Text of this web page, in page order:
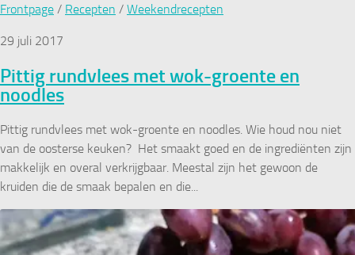
Frontpage / Recepten / Weekendrecepten
29 juli 2017
Pittig rundvlees met wok-groente en
noodles
Pittig rundvlees met wok-groente en noodles. Wie houd nou niet
van de oosterse keuken? Het smaakt goed en de ingrediënten zijn
makkelijk en overal verkrijgbaar. Meestal zijn het gewoon de
kruiden die de smaak bepalen en die...